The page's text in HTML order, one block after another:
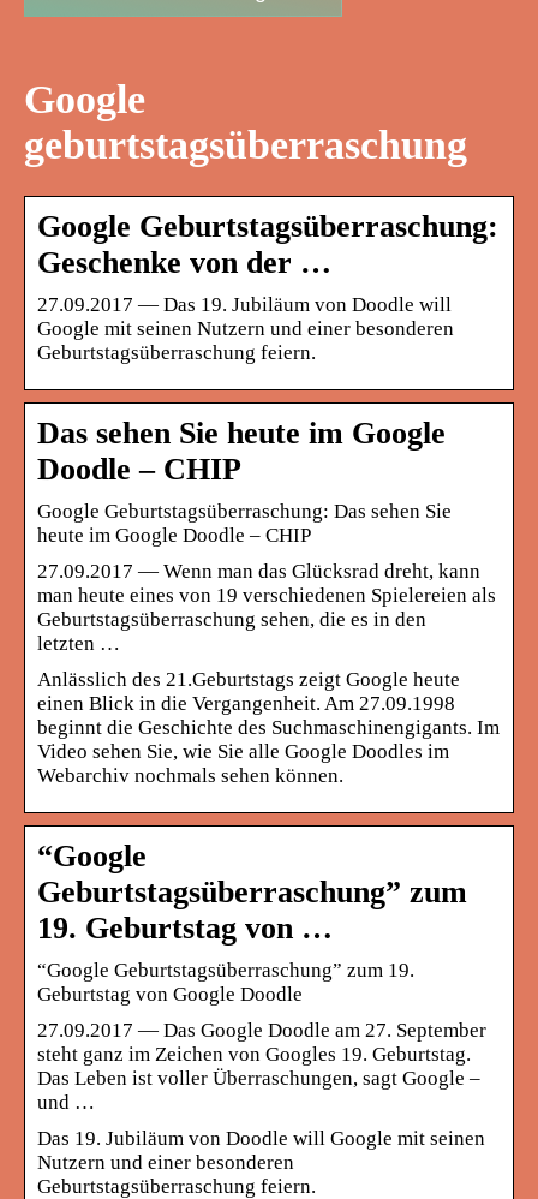
Google
geburtstagsüberraschung
Google Geburtstagsüberraschung:
Geschenke von der …
27.09.2017 — Das 19. Jubiläum von Doodle will
Google mit seinen Nutzern und einer besonderen
Geburtstagsüberraschung feiern.
Das sehen Sie heute im Google
Doodle – CHIP
Google Geburtstagsüberraschung: Das sehen Sie
heute im Google Doodle – CHIP
27.09.2017 — Wenn man das Glücksrad dreht, kann
man heute eines von 19 verschiedenen Spielereien als
Geburtstagsüberraschung sehen, die es in den
letzten …
Anlässlich des 21.Geburtstags zeigt Google heute
einen Blick in die Vergangenheit. Am 27.09.1998
beginnt die Geschichte des Suchmaschinengigants. Im
Video sehen Sie, wie Sie alle Google Doodles im
Webarchiv nochmals sehen können.
“Google
Geburtstagsüberraschung” zum
19. Geburtstag von …
“Google Geburtstagsüberraschung” zum 19.
Geburtstag von Google Doodle
27.09.2017 — Das Google Doodle am 27. September
steht ganz im Zeichen von Googles 19. Geburtstag.
Das Leben ist voller Überraschungen, sagt Google –
und …
Das 19. Jubiläum von Doodle will Google mit seinen
Nutzern und einer besonderen
Geburtstagsüberraschung feiern.